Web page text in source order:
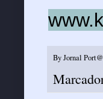
ByJornal